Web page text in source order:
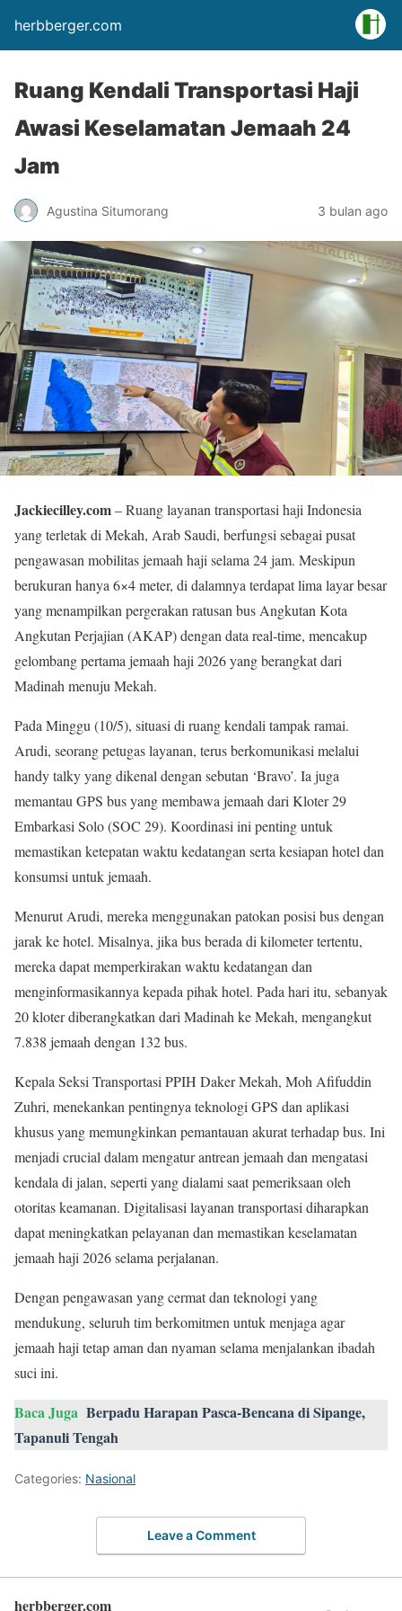
herbberger.com
Ruang Kendali Transportasi Haji
Awasi Keselamatan Jemaah 24
Jam
Agustina Situmorang 3 bulan ago
Jackiecilley.com– Ruang layanan transportasi haji Indonesia
yang terletak di Mekah, Arab Saudi, berfungsi sebagai pusat
pengawasan mobilitas jemaah haji selama 24 jam. Meskipun
berukuran hanya 6×4 meter, di dalamnya terdapat lima layar besar
yang menampilkan pergerakan ratusan bus Angkutan Kota
Angkutan Perjajian (AKAP) dengan data real-time, mencakup
gelombang pertama jemaah haji 2026 yang berangkat dari
Madinah menuju Mekah.
Pada Minggu (10/5), situasi di ruang kendali tampak ramai.
Arudi, seorang petugas layanan, terus berkomunikasi melalui
handy talky yang dikenal dengan sebutan ‘Bravo’. Ia juga
memantau GPS bus yang membawa jemaah dari Kloter 29
Embarkasi Solo (SOC 29). Koordinasi ini penting untuk
memastikan ketepatan waktu kedatangan serta kesiapan hotel dan
konsumsi untuk jemaah.
Menurut Arudi, mereka menggunakan patokan posisi bus dengan
jarak ke hotel. Misalnya, jika bus berada di kilometer tertentu,
mereka dapat memperkirakan waktu kedatangan dan
menginformasikannya kepada pihak hotel. Pada hari itu, sebanyak
20 kloter diberangkatkan dari Madinah ke Mekah, mengangkut
7.838 jemaah dengan 132 bus.
Kepala Seksi Transportasi PPIH Daker Mekah, Moh Afifuddin
Zuhri, menekankan pentingnya teknologi GPS dan aplikasi
khusus yang memungkinkan pemantauan akurat terhadap bus. Ini
menjadi crucial dalam mengatur antrean jemaah dan mengatasi
kendala di jalan, seperti yang dialami saat pemeriksaan oleh
otoritas keamanan. Digitalisasi layanan transportasi diharapkan
dapat meningkatkan pelayanan dan memastikan keselamatan
jemaah haji 2026 selama perjalanan.
Dengan pengawasan yang cermat dan teknologi yang
mendukung, seluruh tim berkomitmen untuk menjaga agar
jemaah haji tetap aman dan nyaman selama menjalankan ibadah
suci ini.
Baca Juga Berpadu Harapan Pasca-Bencana di Sipange,
Tapanuli Tengah
Categories: Nasional
Leave a Comment
herbberger.com